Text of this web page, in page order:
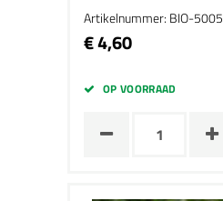
Artikelnummer: BIO-5005
€ 4,60
OP VOORRAAD